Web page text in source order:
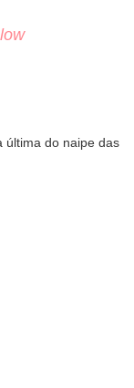
última do naipe das